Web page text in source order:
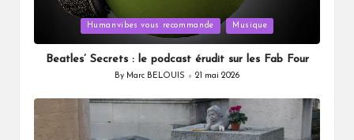
in
Humanvibes vous recommande Musique
Beatles’ Secrets : le podcast érudit sur les Fab Four
Posted
By Marc BELOUIS 21 mai 2026